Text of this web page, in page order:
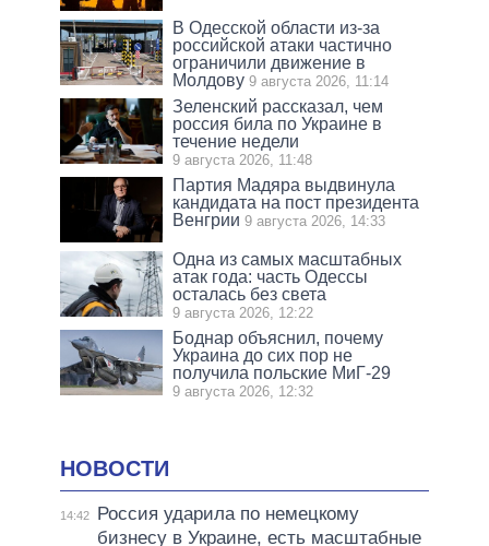
В Одесской области из-за
российской атаки частично
ограничили движение в
Молдову 9 августа 2026, 11:14
Зеленский рассказал, чем
россия била по Украине в
течение недели
9 августа 2026, 11:48
Партия Мадяра выдвинула
кандидата на пост президента
Венгрии 9 августа 2026, 14:33
Одна из самых масштабных
атак года: часть Одессы
осталась без света
9 августа 2026, 12:22
Боднар объяснил, почему
Украина до сих пор не
получила польские МиГ-29
9 августа 2026, 12:32
НОВОСТИ
14:42
Россия ударила по немецкому
бизнесу в Украине, есть масштабные